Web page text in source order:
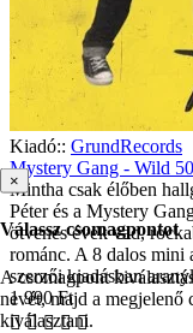
Kiadó:: GrundRecords
Mystery Gang - Wild
Mintha csak élőben
Péter és a Mystery
ötvenes évek vad,
románc. A 8 dalos mini
szerzői kiadásban
1 990 Ft
×
Válassz csomagpontot
A csomagpont
nevét, majd a
kiválasztani.